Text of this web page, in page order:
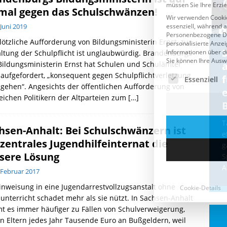
gegen das Schulschwänzen!
2019
Aufforderung von Bildungsministerin Ernst, zur
der Schulpflicht ist unglaubwürdig. Brandenburgs
Ernst hat Schulen und Schulämter
„konsequent gegen Schulpflichtverletzung
Angesichts der öffentlichen Aufforderung von
Politikern der Altparteien zum […]
Anhalt: Bei Schulschwänzern ist
Jugendhilfeinternat die
Lösung
2017
in eine Jugendarrestvollzugsanstalt ohne
schadet mehr als sie nützt. In Sachsen-Anhalt
es immer häufiger zu Fällen von Schulverweigerung,
Eltern jedes Jahr Tausende Euro an Bußgeldern, weil
CDU & Ampel wollen nach
der Wahl wieder Afghanen
einfliegen: Zeit für ein
Asylmoratorium!
Stimmung wegen der von Afghanen
verübten Anschläge kippte, wurden die
Flüge vor der
Cookie-Details